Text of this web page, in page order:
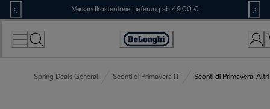
Skip
to
Content
Versandkostenfreie Lieferung ab 49,00 €
Erklärung
Zugänglichkeit
Spring Deals General Sconti di Primavera IT Sconti di Primavera-